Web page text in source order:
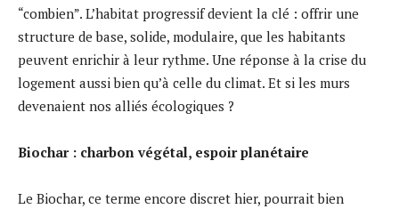
“combien”. L’habitat progressif devient la clé : offrir une
structure de base, solide, modulaire, que les habitants
peuvent enrichir à leur rythme. Une réponse à la crise du
logement aussi bien qu’à celle du climat. Et si les murs
devenaient nos alliés écologiques ?
Biochar : charbon végétal, espoir planétaire
Le Biochar, ce terme encore discret hier, pourrait bien